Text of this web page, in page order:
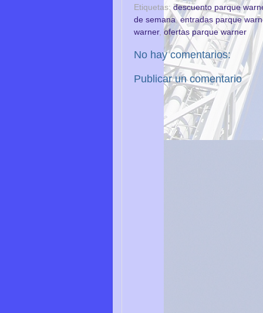
Etiquetas: descuento parque
de semana, entradas parque
warner, ofertas parque warner
No hay comentarios:
Publicar un comentario